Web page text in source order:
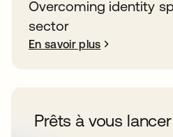
Overcoming identity
sector
En savoir plus
Prêts à vous